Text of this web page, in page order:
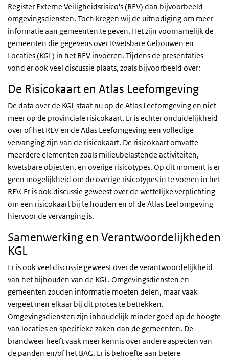
Register Externe Veiligheidsrisico's (REV) dan bijvoorbeeld
omgevingsdiensten. Toch kregen wij de uitnodiging om meer
informatie aan gemeenten te geven. Het zijn voornamelijk de
gemeenten die gegevens over Kwetsbare Gebouwen en
Locaties (KGL) in het REV invoeren. Tijdens de presentaties
vond er ook veel discussie plaats, zoals bijvoorbeeld over:
De Risicokaart en Atlas Leefomgeving
De data over de KGL staat nu op de Atlas Leefomgeving en niet
meer op de provinciale risicokaart. Er is echter onduidelijkheid
over of het REV en de Atlas Leefomgeving een volledige
vervanging zijn van de risicokaart. De risicokaart omvatte
meerdere elementen zoals milieubelastende activiteiten,
kwetsbare objecten, en overige risicotypes. Op dit moment is er
geen mogelijkheid om de overige risicotypes in te voeren in het
REV. Er is ook discussie geweest over de wettelijke verplichting
om een risicokaart bij te houden en of de Atlas Leefomgeving
hiervoor de vervanging is.
Samenwerking en Verantwoordelijkheden
KGL
Er is ook veel discussie geweest over de verantwoordelijkheid
van het bijhouden van de KGL. Omgevingsdiensten en
gemeenten zouden informatie moeten delen, maar vaak
vergeet men elkaar bij dit proces te betrekken.
Omgevingsdiensten zijn inhoudelijk minder goed op de hoogte
van locaties en specifieke zaken dan de gemeenten. De
brandweer heeft vaak meer kennis over andere aspecten van
de panden en/of het BAG. Er is behoefte aan betere